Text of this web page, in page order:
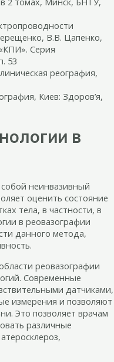
В.В. Цапенко,
Серия
53
реография,
Киев: Здоров’я,
в
неинвазивный
оценить состояние
тела, в частности, в
в реовазографии
данного метода,
реовазографии
Современные
датчиками,
измерения и позволяют
Это позволяет врачам
различные